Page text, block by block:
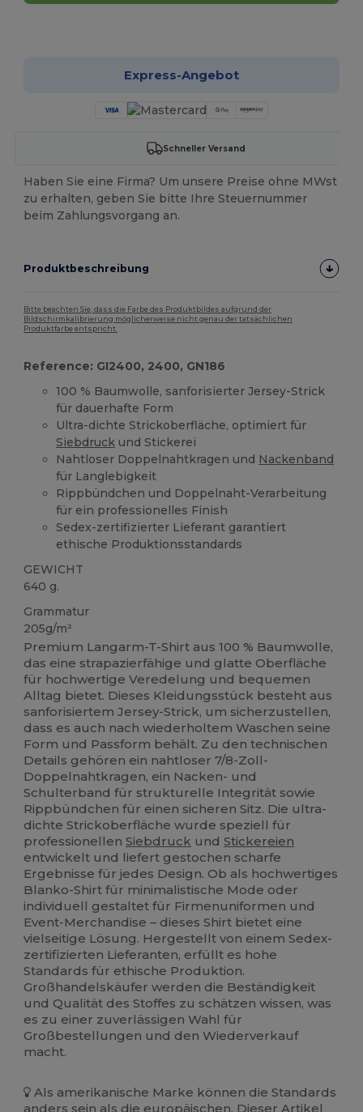
Express-Angebot
Schneller Versand
Haben Sie eine Firma? Um unsere Preise ohne MWst
zu erhalten, geben Sie bitte Ihre Steuernummer
beim Zahlungsvorgang an.
Produktbeschreibung
Bitte beachten Sie, dass die Farbe des Produktbildes aufgrund der
Bildschirmkalibrierung möglicherweise nicht genau der tatsächlichen
Produktfarbe entspricht.
Reference: GI2400, 2400, GN186
100 % Baumwolle, sanforisierter Jersey-Strick
für dauerhafte Form
Ultra-dichte Strickoberfläche, optimiert für
Siebdruck und Stickerei
Nahtloser Doppelnahtkragen und Nackenband
für Langlebigkeit
Rippbündchen und Doppelnaht-Verarbeitung
für ein professionelles Finish
Sedex-zertifizierter Lieferant garantiert
ethische Produktionsstandards
GEWICHT
640 g.
Grammatur
205g/m²
Premium Langarm-T-Shirt aus 100 % Baumwolle,
das eine strapazierfähige und glatte Oberfläche
für hochwertige Veredelung und bequemen
Alltag bietet. Dieses Kleidungsstück besteht aus
sanforisiertem Jersey-Strick, um sicherzustellen,
dass es auch nach wiederholtem Waschen seine
Form und Passform behält. Zu den technischen
Details gehören ein nahtloser 7/8-Zoll-
Doppelnahtkragen, ein Nacken- und
Schulterband für strukturelle Integrität sowie
Rippbündchen für einen sicheren Sitz. Die ultra-
dichte Strickoberfläche wurde speziell für
professionellenSiebdruck undStickereien
entwickelt und liefert gestochen scharfe
Ergebnisse für jedes Design. Ob als hochwertiges
Blanko-Shirt für minimalistische Mode oder
individuell gestaltet für Firmenuniformen und
Event-Merchandise – dieses Shirt bietet eine
vielseitige Lösung. Hergestellt von einem Sedex-
zertifizierten Lieferanten, erfüllt es hohe
Standards für ethische Produktion.
Großhandelskäufer werden die Beständigkeit
und Qualität des Stoffes zu schätzen wissen, was
es zu einer zuverlässigen Wahl für
Großbestellungen und den Wiederverkauf
macht.
Als amerikanische Marke können die Standards
anders sein als die europäischen. Dieser Artikel